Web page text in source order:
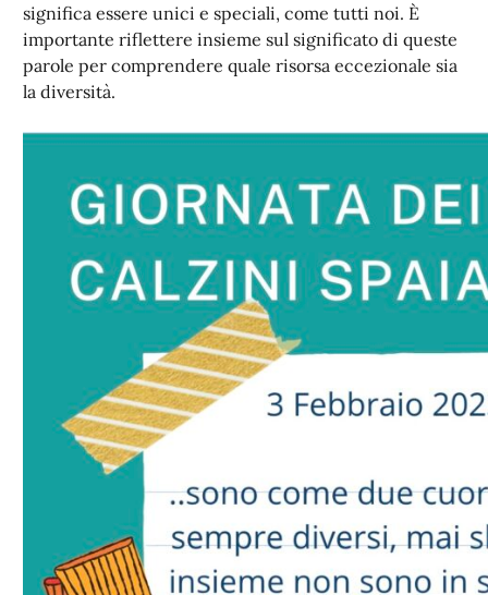
significa essere unici e speciali, come tutti noi. È
importante riflettere insieme sul significato di queste
parole per comprendere quale risorsa eccezionale sia
la diversità.